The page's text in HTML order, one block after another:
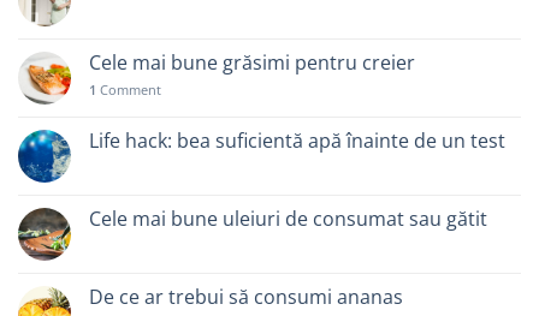
Cele mai bune grăsimi pentru creier
1 Comment
Life hack: bea suficientă apă înainte de un test
Cele mai bune uleiuri de consumat sau gătit
De ce ar trebui să consumi ananas